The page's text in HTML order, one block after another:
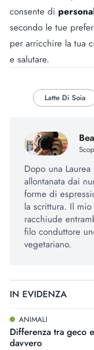
consente di
secondo le tue
per arricchire la tua
e salutare.
Latte Di Soia
Dopo una
allontanata dai
forme di
la scrittura. Il
racchiude
filo conduttore
vegetariano.
IN EVIDENZA
ANIMALI
Differenza tra geco
davvero